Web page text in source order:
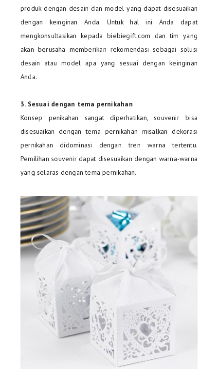
produk dengan desain dan model yang dapat disesuaikan
dengan keinginan Anda. Untuk hal ini Anda dapat
mengkonsultasikan kepada biebiegift.com dan tim yang
akan berusaha memberikan rekomendasi sebagai solusi
desain atau model apa yang sesuai dengan keinginan
Anda.
3. Sesuai dengan tema pernikahan
Konsep penikahan sangat diperhatikan, souvenir bisa
disesuaikan dengan tema pernikahan misalkan dekorasi
pernikahan didominasi dengan tren warna tertentu.
Pemilihan souvenir dapat disesuaikan dengan warna-warna
yang selaras dengan tema pernikahan.